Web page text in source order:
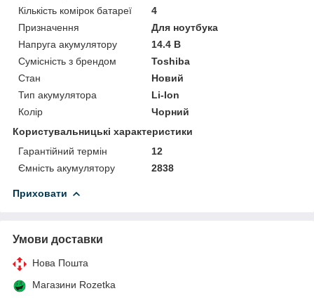
Кількість комірок батареї
4
Призначення
Для ноутбука
Напруга акумулятору
14.4 В
Сумісність з брендом
Toshiba
Стан
Новий
Тип акумулятора
Li-Ion
Колір
Чорний
Користувальницькі характеристики
Гарантійний термін
12
Ємність акумулятору
2838
Приховати
Умови доставки
Нова Пошта
Магазини Rozetka